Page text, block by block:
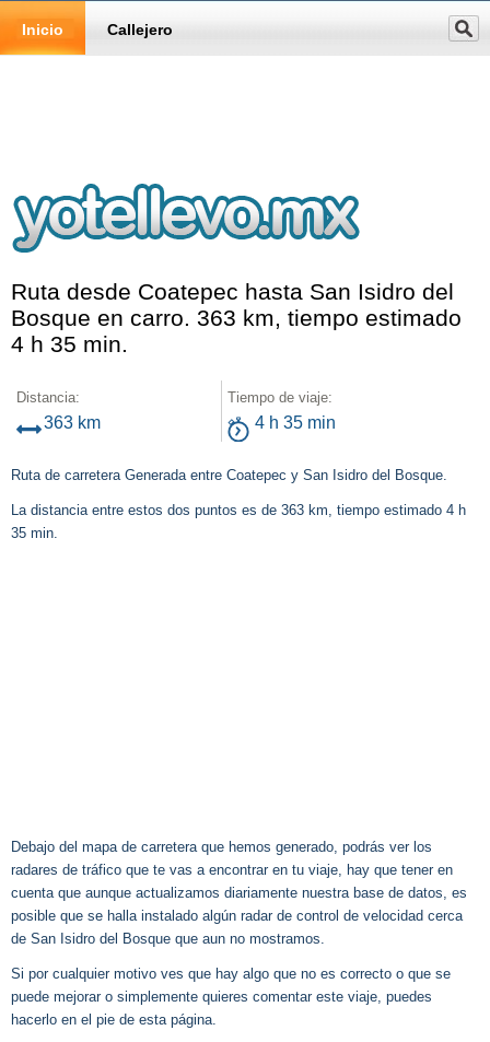
Inicio Callejero
Ruta desde Coatepec hasta San Isidro del
Bosque en carro. 363 km, tiempo estimado
4 h 35 min.
Distancia:
363 km
Tiempo de viaje:
4 h 35 min
Ruta de carretera Generada entre Coatepec y San Isidro del Bosque.
La distancia entre estos dos puntos es de 363 km, tiempo estimado 4 h
35 min.
Debajo del mapa de carretera que hemos generado, podrás ver los
radares de tráfico que te vas a encontrar en tu viaje, hay que tener en
cuenta que aunque actualizamos diariamente nuestra base de datos, es
posible que se halla instalado algún radar de control de velocidad cerca
de San Isidro del Bosque que aun no mostramos.
Si por cualquier motivo ves que hay algo que no es correcto o que se
puede mejorar o simplemente quieres comentar este viaje, puedes
hacerlo en el pie de esta página.